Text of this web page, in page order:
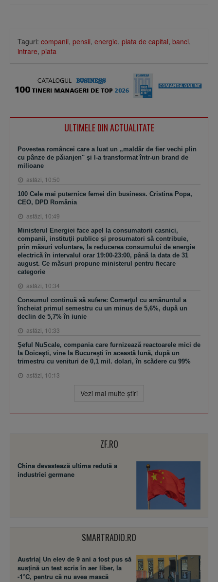
Taguri: companii, pensii, energie, piata de capital, banci,
intrare, piata
ULTIMELE DIN ACTUALITATE
Povestea româncei care a luat un „maldăr de fier vechi plin
cu pânze de păianjen" şi l-a transformat într-un brand de
milioane
astăzi, 10:50
100 Cele mai puternice femei din business. Cristina Popa,
CEO, DPD România
astăzi, 10:49
Ministerul Energiei face apel la consumatorii casnici,
companii, instituţii publice şi prosumatori să contribuie,
prin măsuri voluntare, la reducerea consumului de energie
electrică în intervalul orar 19:00-23:00, până la data de 31
august. Ce măsuri propune ministerul pentru fiecare
categorie
astăzi, 10:34
Consumul continuă să sufere: Comerţul cu amănuntul a
încheiat primul semestru cu un minus de 5,6%, după un
declin de 5,7% în iunie
astăzi, 10:33
Şeful NuScale, compania care furnizează reactoarele mici de
la Doiceşti, vine la Bucureşti în această lună, după un
trimestru cu venituri de 0,1 mil. dolari, în scădere cu 99%
astăzi, 10:13
Vezi mai multe ştiri
ZF.RO
China devastează ultima redută a
industriei germane
SMARTRADIO.RO
Austria| Un elev de 9 ani a fost pus să
susţină un test scris în aer liber, la
-1°C, pentru că nu avea mască